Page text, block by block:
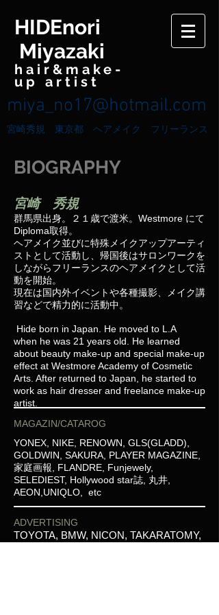
HIDEnori
Miyazaki
hair&make-
up artist
宮崎秀規 東京都 ヘアメイク フリーランス
miya_no17@hotmail.com
BIOGRAPHY
群馬県出身。２１歳で渡米。Westmore にて
Diploma取得。
ヘアメイク並びに特殊メイクアップアーティ
ストとして活動し、帰国後はサロンワークを
しながらフリーランスのヘアメイクとして活
動を開始。
現在は国内外イベントや各種撮影、メイク講
習などで精力的に活動中。
Hide born in Japan. He moved to L.A
when he was 21 years old. He learned
about beauty make-up and special make-up
effect at Westmore Academy of Cosmetic
Arts. After returned to Japan, he started to
work as hair dresser and freelance make-up
artist.
宮崎 秀規
TOYOTA, BMW, NICON, TAKARATOMY,
ADVERTISING
MAGAZIN/CATAROG
YONEX, NIKE, RENOWN, GLS(GLADD),
GOLDWIN, SAKURA, PLAYER MAGAZINE,
家庭画報, FLANDRE, Funjewely,
SELEDIEST, Hollywood star誌, 丸井,
AEON,UNIQLO, etc